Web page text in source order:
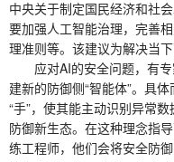
中央关于制定国民经济和社
要加强人工智能治理，完善
理准则等。该建议为解决当
应对AI的安全问题，有专
建新的防御侧“智能体”。具
“手”，使其能主动识别异常
防御新生态。在这种理念指
练工程师，他们会将安全防